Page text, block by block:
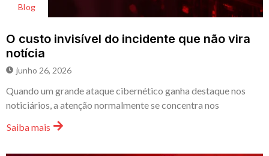
Blog
O custo invisível do incidente que não vira
notícia
junho 26, 2026
Quando um grande ataque cibernético ganha destaque nos
noticiários, a atenção normalmente se concentra nos
Saiba mais